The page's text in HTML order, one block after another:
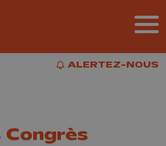
ALERTEZ-NOUS
ALERTEZ-NOUS
Congrès